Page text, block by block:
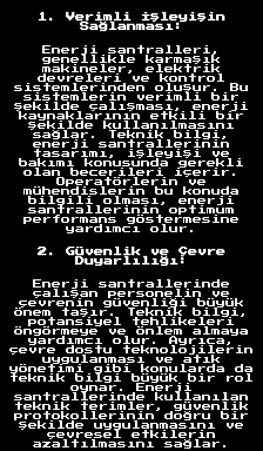
1. Verimli İşleyişin
Sağlanması:
Enerji santralleri,
genellikle karmaşık
makineler, elektrik
devreleri ve kontrol
sistemlerinden oluşur. Bu
sistemlerin verimli bir
şekilde çalışması, enerji
kaynaklarının etkili bir
şekilde kullanılmasını
sağlar. Teknik bilgi,
enerji santrallerinin
tasarımı, işleyişi ve
bakımı konusunda gerekli
olan becerileri içerir.
Operatörlerin ve
mühendislerin bu konuda
bilgili olması, enerji
santrallerinin optimum
performans göstermesine
yardımcı olur.
2. Güvenlik ve Çevre
Duyarlılığı:
Enerji santrallerinde
çalışan personelin ve
çevrenin güvenliği büyük
önem taşır. Teknik bilgi,
potansiyel tehlikeleri
öngörmeye ve önlem almaya
yardımcı olur. Ayrıca,
çevre dostu teknolojilerin
uygulanması ve atık
yönetimi gibi konularda da
teknik bilgi büyük bir rol
oynar. Enerji
santrallerinde kullanılan
teknik terimler, güvenlik
protokollerinin doğru bir
şekilde uygulanmasını ve
çevresel etkilerin
azaltılmasını sağlar.